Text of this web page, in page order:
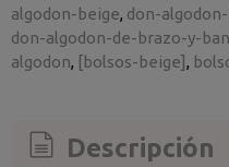
algodon-beige don-
don-algodon-de-brazo-y-
algodon [bolsos-beige]
Descripción